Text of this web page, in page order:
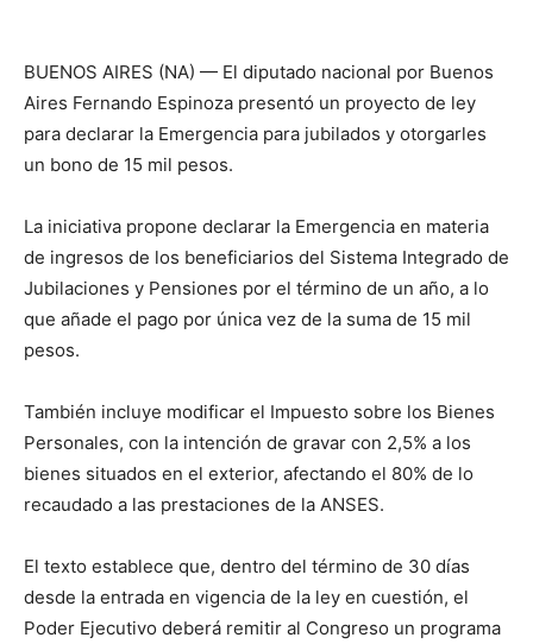
BUENOS AIRES (NA) — El diputado nacional por Buenos
Aires Fernando Espinoza presentó un proyecto de ley
para declarar la Emergencia para jubilados y otorgarles
un bono de 15 mil pesos.
La iniciativa propone declarar la Emergencia en materia
de ingresos de los beneficiarios del Sistema Integrado de
Jubilaciones y Pensiones por el término de un año, a lo
que añade el pago por única vez de la suma de 15 mil
pesos.
También incluye modificar el Impuesto sobre los Bienes
Personales, con la intención de gravar con 2,5% a los
bienes situados en el exterior, afectando el 80% de lo
recaudado a las prestaciones de la ANSES.
El texto establece que, dentro del término de 30 días
desde la entrada en vigencia de la ley en cuestión, el
Poder Ejecutivo deberá remitir al Congreso un programa